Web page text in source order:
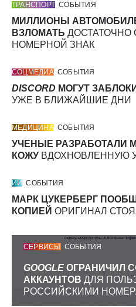
ТРАНСПОРТ СОБЫТИЯ
МИЛЛИОНЫ
ВЗЛОМАТЬ ДОСТАТОЧНО
НОМЕРНОЙ ЗНАК
СОЦМЕДИА СОБЫТИЯ
DISCORD МОГУТ
УЖЕ В БЛИЖАЙШИЕ ДНИ
МЕДИЦИНА СОБЫТИЯ
УЧЕНЫЕ РАЗРАБОТАЛИ
КОЖУ ВДОХНОВЛЕННУЮ
ИИ СОБЫТИЯ
МАРК ЦУКЕРБЕРГ
КОПИЕЙ ОРИГИНАЛ
СЕРВИСЫ СОБЫТИЯ
GOOGLE ОГРАНИЧИЛ
АККАУНТОВ ДЛЯ
РОССИЙСКИМИ